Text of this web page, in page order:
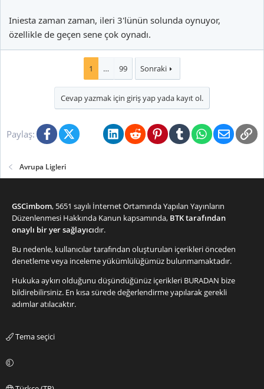
Messi------Henry
Bu 5'liden birini kesmen lazım.Yoksa Fabregas her takımdan
Ama ben ortasaha zenginliği yaşanan Barça'yı tercih
etmem.Unutmaki Fabregas zaten Barça altyapısından
geliyor,eğer orda bir geleceğinin olduğunu düşünseydi
bırakacağını zannetmezdim.
Iniesta zaman zaman, ileri 3'lünün solunda oynuyor,
özellikle de geçen sene çok oynadı.
1 … 99 Sonraki
Cevap yazmak için giriş yap yada kayıt ol.
Paylaş: FacebookX (Twitter)BlueskyLinkedInRedditPinterestTumblrWhatsApp
E-posta
Avrupa Ligleri
GSCimbom, 5651 sayılı İnternet Ortamında Yapılan Yayınların
Düzenlenmesi Hakkında Kanun kapsamında, BTK tarafından
onaylı bir yer sağlayıcıdır.
Bu nedenle, kullanıcılar tarafından oluşturulan içerikleri önceden
denetleme veya inceleme yükümlülüğümüz bulunmamaktadır.
Hukuka aykırı olduğunu düşündüğünüz içerikleri BURADAN bize
bildirebilirsiniz. En kısa sürede değerlendirme yapılarak gerekli
adımlar atılacaktır.
Tema seçici